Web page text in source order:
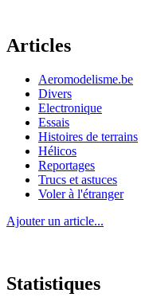
Articles
Aeromodelisme.be
Divers
Electronique
Essais
Histoires de terrains
Hélicos
Reportages
Trucs et astuces
Voler à l'étranger
Ajouter un article...
Statistiques